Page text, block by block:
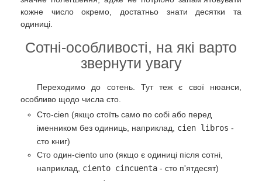
кожне число окремо, достатньо знати десятки та
одиниці.
Сотні-особливості, на які варто
звернути увагу
Переходимо до сотень. Тут теж є свої нюанси,
особливо щодо числа сто.
Сто-cien (якщо стоїть само по собі або перед
іменником без одиниць, наприклад, cien libros -
сто книг)
Сто один-ciento uno (якщо є одиниці після сотні,
наприклад, ciento cincuenta - сто п'ятдесят)